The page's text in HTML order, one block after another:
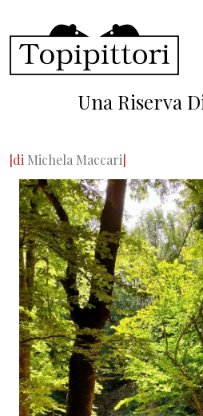
Una Riserva
[di Michela Maccari]